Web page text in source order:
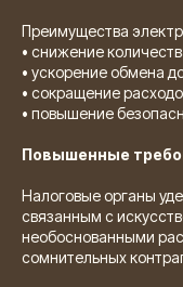
Преимущества
• снижение
• ускорение обмена
• сокращение
• повышение
Повышенные
Налоговые органы
связанным с
необоснованными
сомнительных